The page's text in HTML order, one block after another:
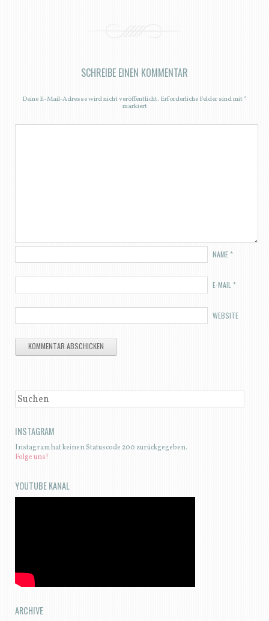
SCHREIBE EINEN KOMMENTAR
Deine E-Mail-Adresse wird nicht veröffentlicht. Erforderliche Felder sind mit*
markiert
NAME*
E-MAIL *
WEBSITE
SUCHEN
INSTAGRAM
Instagram hat keinen Statuscode 200 zurückgegeben.
Folge uns!
YOUTUBE KANAL
ARCHIVE